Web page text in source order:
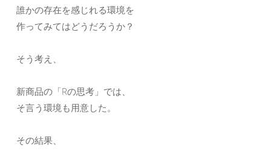
誰かの存在を感じれる環境を
作ってみてはどうだろうか？
そう考え、
新商品の「Rの思考」では、
そ言う環境も用意した。
その結果、